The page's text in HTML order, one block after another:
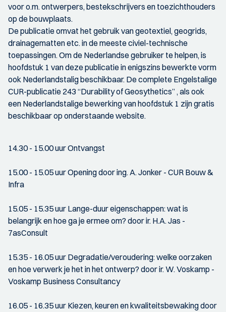
voor o.m. ontwerpers, bestekschrijvers en toezichthouders
op de bouwplaats.
De publicatie omvat het gebruik van geotextiel, geogrids,
drainagematten etc. in de meeste civiel-technische
toepassingen. Om de Nederlandse gebruiker te helpen, is
hoofdstuk 1 van deze publicatie in enigszins bewerkte vorm
ook Nederlandstalig beschikbaar. De complete Engelstalige
CUR-publicatie 243 “Durability of Geosythetics” , als ook
een Nederlandstalige bewerking van hoofdstuk 1 zijn gratis
beschikbaar op onderstaande website.
14.30 - 15.00 uur Ontvangst
15.00 - 15.05 uur Opening door ing. A. Jonker - CUR Bouw &
Infra
15.05 - 15.35 uur Lange-duur eigenschappen: wat is
belangrijk en hoe ga je ermee om? door ir. H.A. Jas -
7asConsult
15.35 - 16.05 uur Degradatie/veroudering: welke oorzaken
en hoe verwerk je het in het ontwerp? door ir. W. Voskamp -
Voskamp Business Consultancy
16.05 - 16.35 uur Kiezen, keuren en kwaliteitsbewaking door